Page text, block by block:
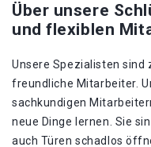
Über unsere
und flexiblen
Unsere Spezialisten sind
freundliche Mitarbeiter.
sachkundigen
neue Dinge lernen. Sie
auch Türen schadlos